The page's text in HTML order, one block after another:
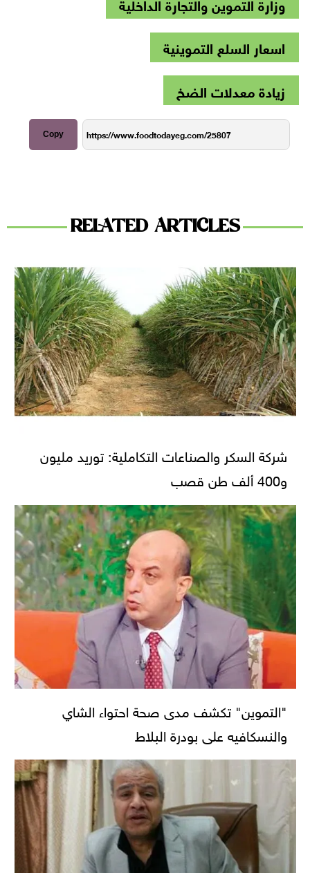
اسعار السلع التموينية
زيادة معدلات الضخ
Copy
RELATED ARTICLES
شركة السكر والصناعات التكاملية: توريد مليون
و400 ألف طن قصب
"التموين" تكشف مدى صحة احتواء الشاي
والنسكافيه على بودرة البلاط